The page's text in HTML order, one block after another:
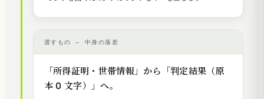
渡すもの — 中身の落差
「所得証明・世帯情報」から「判定結果（原
本 0 文字）」へ。